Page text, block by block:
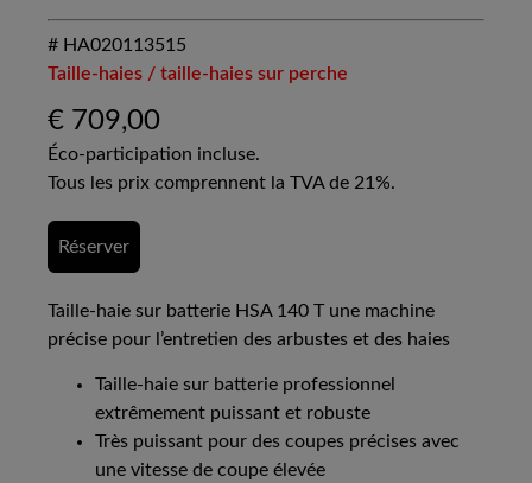
# HA020113515
Taille-haies / taille-haies sur perche
€ 709,00
Éco-participation incluse.
Tous les prix comprennent la TVA de 21%.
Réserver
Taille-haie sur batterie HSA 140 T une machine
précise pour l’entretien des arbustes et des haies
Taille-haie sur batterie professionnel
extrêmement puissant et robuste
Très puissant pour des coupes précises avec
une vitesse de coupe élevée